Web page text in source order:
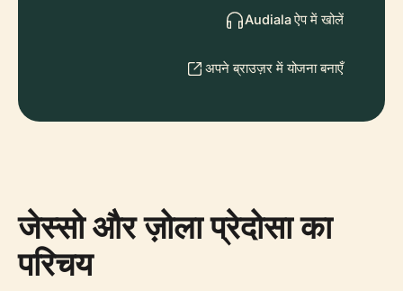
Audiala ऐप में खोलें
अपने ब्राउज़र में योजना बनाएँ
जेस्सो और ज़ोला प्रेदोसा का
परिचय